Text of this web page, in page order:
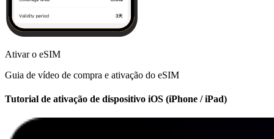
Ativar o eSIM
Guia de vídeo de compra e ativação do eSIM
Tutorial de ativação de dispositivo iOS (iPhone / iPad)